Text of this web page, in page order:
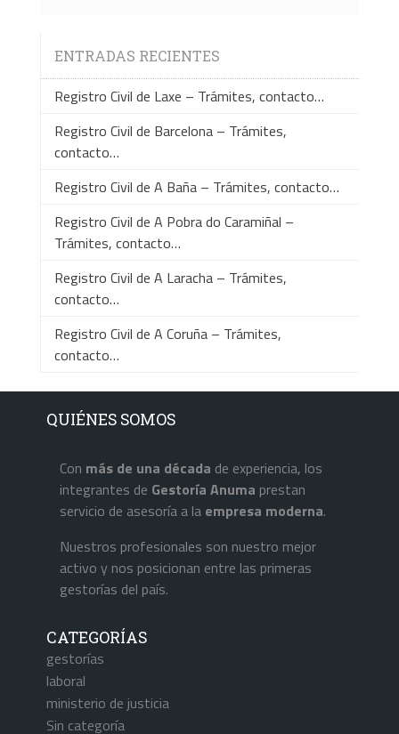
ENTRADAS RECIENTES
Registro Civil de Laxe – Trámites, contacto…
Registro Civil de Barcelona – Trámites,
contacto…
Registro Civil de A Baña – Trámites, contacto…
Registro Civil de A Pobra do Caramiñal –
Trámites, contacto…
Registro Civil de A Laracha – Trámites,
contacto…
Registro Civil de A Coruña – Trámites,
contacto…
QUIÉNES SOMOS
Con más de una década de experiencia, los
integrantes de Gestoría Anuma prestan
servicio de asesoría a la empresa moderna.
Nuestros profesionales son nuestro mejor
activo y nos posicionan entre las primeras
gestorías del país.
CATEGORÍAS
gestorías
laboral
ministerio de justicia
Sin categoría